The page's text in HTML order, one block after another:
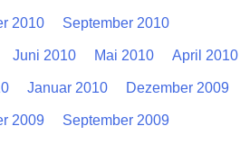
2010 September 2010
Juni 2010 Mai 2010 April 2010
Januar 2010 Dezember 2009
2009 September 2009